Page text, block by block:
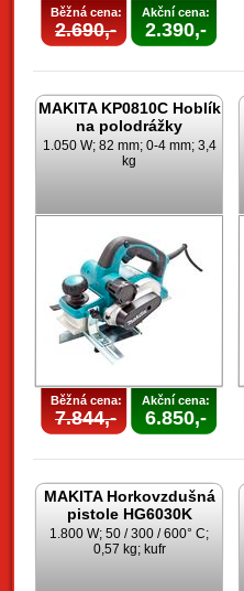
Běžná cena:
2.690,-
Akční cena:
2.390,-
MAKITA KP0810C Hoblík
na polodrážky
1.050 W; 82 mm; 0-4 mm; 3,4
kg
Běžná cena:
7.844,-
Akční cena:
6.850,-
MAKITA Horkovzdušná
pistole HG6030K
1.800 W; 50 / 300 / 600° C;
0,57 kg; kufr